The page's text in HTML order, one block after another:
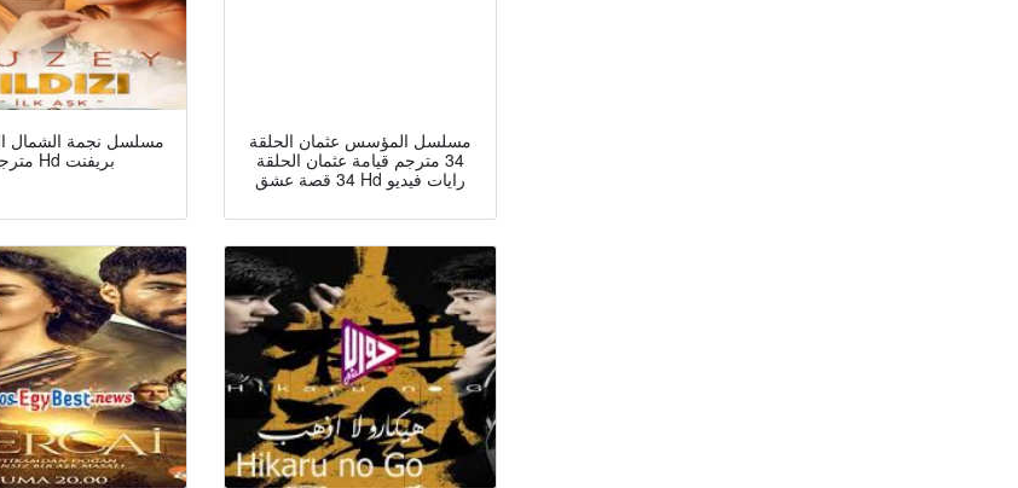
مترجم Hd بريفنت
مسلسل المؤسس عثمان الحلقة
34 مترجم قيامة عثمان الحلقة
34 قصة عشق Hd رايات فيديو